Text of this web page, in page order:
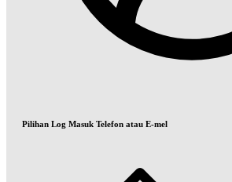
Pilihan Log Masuk Telefon atau E-mel